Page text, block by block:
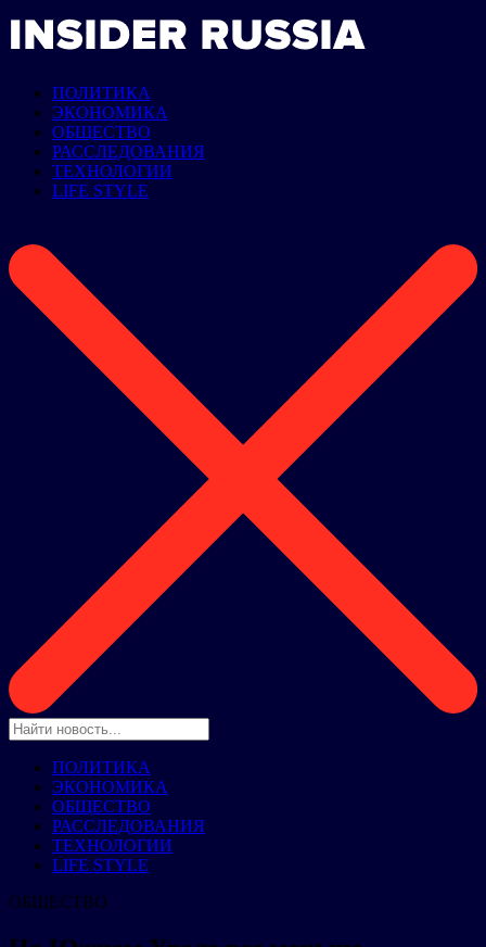
ПОЛИТИКА
ЭКОНОМИКА
ОБЩЕСТВО
РАССЛЕДОВАНИЯ
ТЕХНОЛОГИИ
LIFE STYLE
ПОЛИТИКА
ЭКОНОМИКА
ОБЩЕСТВО
РАССЛЕДОВАНИЯ
ТЕХНОЛОГИИ
LIFE STYLE
ОБЩЕСТВО